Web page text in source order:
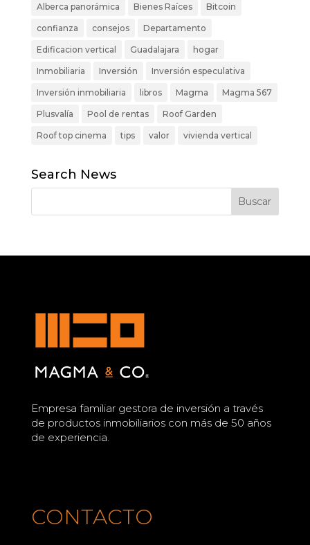
Alberca panorámica Bienes Raíces Bitcoin
confianza consejos Departamento
Edificacion vertical Guadalajara hogar
Inmobiliaria Inversión Inversión especulativa
Inversión inmobiliaria libros Magma Magma 567
Plusvalía Pool de rentas Roof Garden
Roof top cinema tips valor vivienda vertical
Search News
Empresa familiar gestora de inversión a través
de productos inmobiliarios con más de 50 años
de experiencia.
CONTACTO